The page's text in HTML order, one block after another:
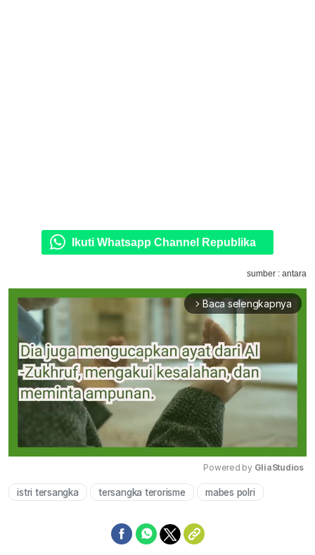
Ikuti Whatsapp Channel Republika
sumber : antara
arrow_forward_ios Baca selengkapnya
Mute
Powered by GliaStudios
istri tersangka tersangka terorisme mabes polri